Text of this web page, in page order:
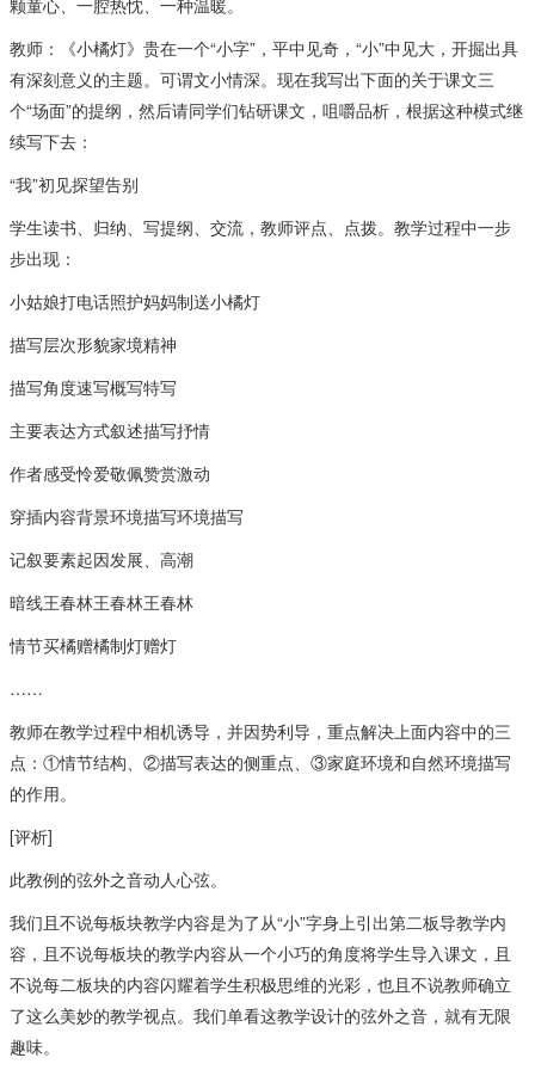
颗童心、一腔热忱、一种温暖。
教师：《小橘灯》贵在一个“小字”，平中见奇，“小”中见大，开掘出具
有深刻意义的主题。可谓文小情深。现在我写出下面的关于课文三
个“场面”的提纲，然后请同学们钻研课文，咀嚼品析，根据这种模式继
续写下去：
“我”初见探望告别
学生读书、归纳、写提纲、交流，教师评点、点拨。教学过程中一步
步出现：
小姑娘打电话照护妈妈制送小橘灯
描写层次形貌家境精神
描写角度速写概写特写
主要表达方式叙述描写抒情
作者感受怜爱敬佩赞赏激动
穿插内容背景环境描写环境描写
记叙要素起因发展、高潮
暗线王春林王春林王春林
情节买橘赠橘制灯赠灯
……
教师在教学过程中相机诱导，并因势利导，重点解决上面内容中的三
点：①情节结构、②描写表达的侧重点、③家庭环境和自然环境描写
的作用。
[评析]
此教例的弦外之音动人心弦。
我们且不说每板块教学内容是为了从“小”字身上引出第二板导教学内
容，且不说每板块的教学内容从一个小巧的角度将学生导入课文，且
不说每二板块的内容闪耀着学生积极思维的光彩，也且不说教师确立
了这么美妙的教学视点。我们单看这教学设计的弦外之音，就有无限
趣味。